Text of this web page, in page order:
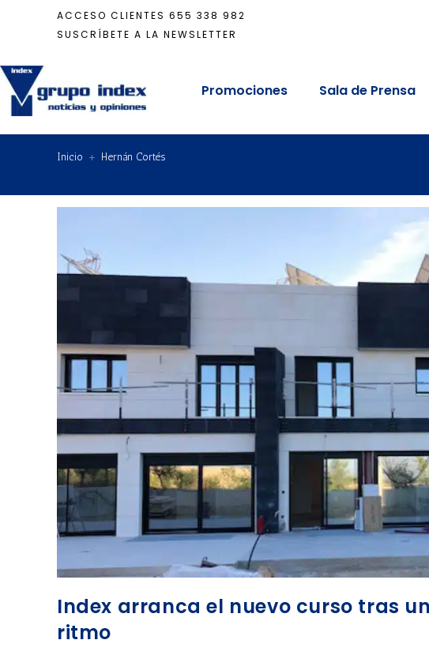
ACCESO CLIENTES 655 338 982
SUSCRÍBETE A LA NEWSLETTER
Promociones Sala de Prensa
Inicio + Hernán Cortés
Index arranca el nuevo curso tras
ritmo